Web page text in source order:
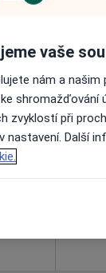
vaše
nám a
shromažďování
zvyklostí při
nastavení. Další